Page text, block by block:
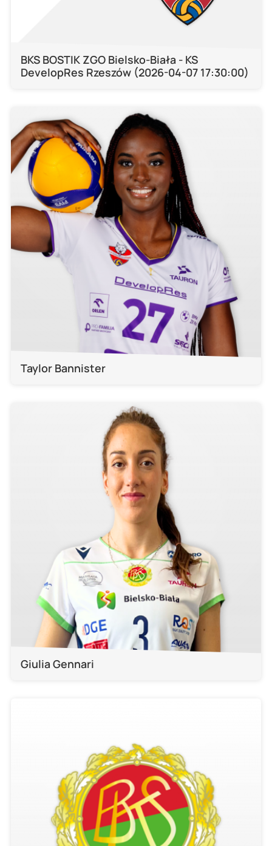
BKS BOSTIK ZGO Bielsko-Biała - KS
DevelopRes Rzeszów (2026-04-07 17:30:00)
Taylor Bannister
Giulia Gennari